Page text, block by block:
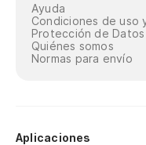
Ayuda
Condiciones de uso
Protección de Datos
Quiénes somos
Normas para envío
Aplicaciones